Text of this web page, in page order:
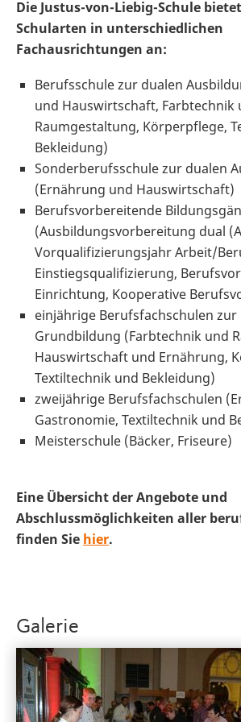
Die Justus-von-Liebig-Schule
Schularten in unterschiedlichen
Fachausrichtungen an:
Berufsschule zur dualen
und Hauswirtschaft, Farbtechnik
Raumgestaltung, Körperpflege,
Bekleidung)
Sonderberufsschule zur dualen
(Ernährung und Hauswirtschaft)
Berufsvorbereitende
(Ausbildungsvorbereitung dual
Vorqualifizierungsjahr Arbeit/
Einstiegsqualifizierung,
Einrichtung, Kooperative
einjährige Berufsfachschulen
Grundbildung (Farbtechnik und
Hauswirtschaft und Ernährung,
Textiltechnik und Bekleidung)
zweijährige Berufsfachschulen
Gastronomie, Textiltechnik und
Meisterschule (Bäcker, Friseure)
Eine Übersicht der Angebote und
Abschlussmöglichkeiten aller
finden Sie hier.
Galerie